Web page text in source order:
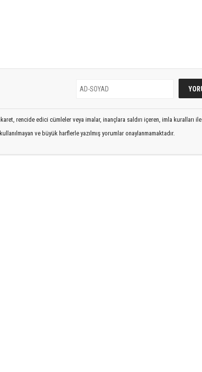
rencide edici cümleler veya imalar, inançlara saldırı içeren, imla kuralları ile
ve büyük harflerle yazılmış yorumlar onaylanmamaktadır.